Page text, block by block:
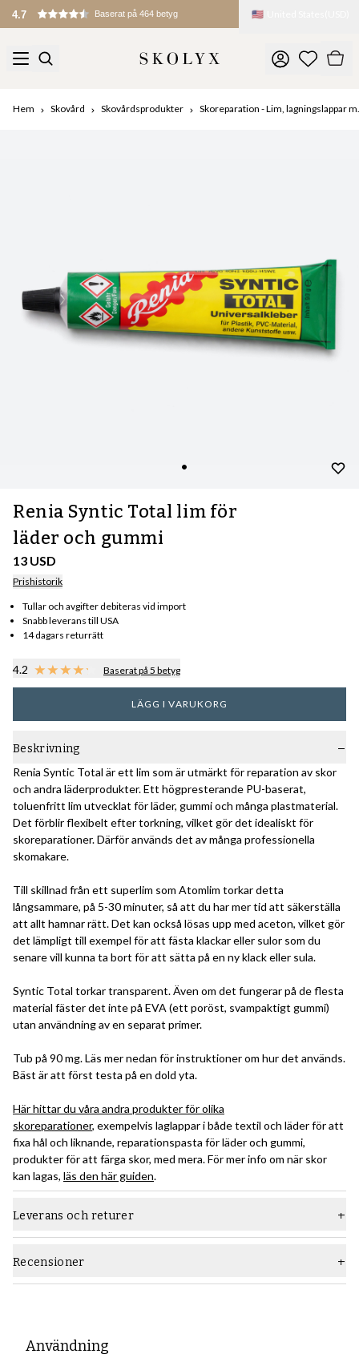
4.7 Baserat på 464 betyg 🇺🇸
Hem Skovård Skovårdsprodukter Skoreparation - Lim, lagningslappar
Renia Syntic Total lim för
läder och gummi
13 USD
Prishistorik
Tullar och avgifter debiteras vid import
Snabb leverans till USA
14 dagars returrätt
4.2 Baserat på 5 betyg
LÄGG I VARUKORG
Beskrivning
Renia Syntic Total är ett lim som är utmärkt för reparation av skor
och andra läderprodukter. Ett högpresterande PU-baserat,
toluenfritt lim utvecklat för läder, gummi och många plastmaterial.
Det förblir flexibelt efter torkning, vilket gör det idealiskt för
skoreparationer. Därför används det av många professionella
skomakare.
Till skillnad från ett superlim som Atomlim torkar detta
långsammare, på 5-30 minuter, så att du har mer tid att säkerställa
att allt hamnar rätt. Det kan också lösas upp med aceton, vilket gör
det lämpligt till exempel för att fästa klackar eller sulor som du
senare vill kunna ta bort för att sätta på en ny klack eller sula.
Syntic Total torkar transparent. Även om det fungerar på de flesta
material fäster det inte på EVA (ett poröst, svampaktigt gummi)
utan användning av en separat primer.
Tub på 90 mg. Läs mer nedan för instruktioner om hur det används.
Bäst är att först testa på en dold yta.
Här hittar du våra andra produkter för olika
skoreparationer, exempelvis laglappar i både textil och läder för att
fixa hål och liknande, reparationspasta för läder och gummi,
produkter för att färga skor, med mera. För mer info om när skor
kan lagas, läs den här guiden.
Leverans och returer
Recensioner
Användning